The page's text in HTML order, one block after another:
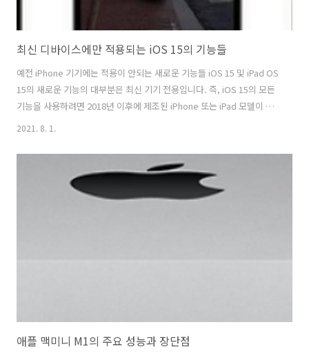
최신 디바이스에만 적용되는 iOS 15의 기능들
예전 iPhone 기기에는 적용이 안되는 새로운 기능들 iOS 15 및 iPad OS
15의 새로운 기능의 대부분은 최신 기기 전용입니다. 즉, iOS 15의 모든
기능을 사용하려면 2018년 이후에 제조된 iPhone 또는 iPad 모델이 필
요합니다. 이러한 업데이트된 기능 중 일부는 기본 하드웨어 지원이 필요
하면 iOS 15 기능은 많은 처리 능력을 필요로 합니다. 특정 수준 이상의
사용자 경험을 제공하기 위해서는 특정 Apple 칩이 필요합니다. 또한 정
확한 칩을 타깃팅하면 개발을 단순화하고 다양한 iPhone 및 iPad에서
2021. 8. 1.
애플 맥미니 M1의 주요 성능과 장단점